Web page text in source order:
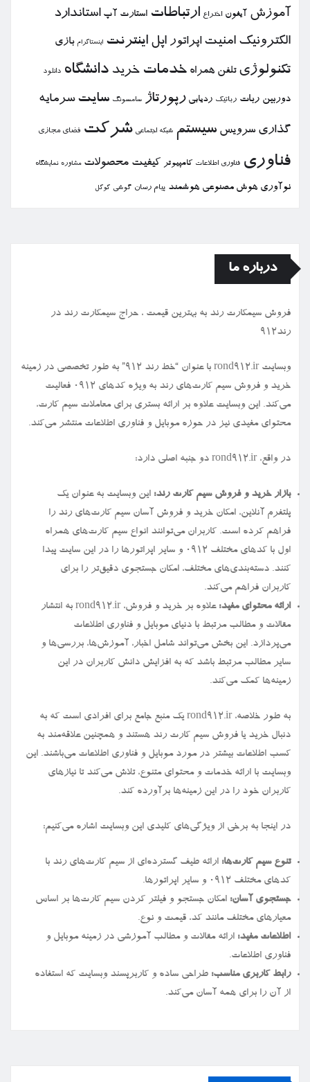
آموزش آیفون اختراع ارتباطات استارت آپ استاندارد
الكترونیك امنیت اپراتور اپل اینترنت اینستاگرام بازی
تكنولوژی تلفن همراه خدمات خرید دانشگاه دانلود
دوربین ربات رباتیك ردیابی رپورتاژ سامسونگ سایت سرمایه
گذاری سرویس سیستم شبكه اجتماعی شركت فضای مجازی
فناوری فناوری اطلاعات كامپیوتر كیفیت محصولات مشاوره نمایشگاه
نوآوری هوش مصنوعی هوشمند پیام رسان گوشی گوگل
درباره ما
فروش سیمكارت رند به بهترین قیمت ، حراج سیمكارت رند در
رند912
وبسایت rond912.ir با عنوان “خط رند ۹۱۲” به طور تخصصی در زمینه
خرید و فروش سیم کارت‌های رند به ویژه کدهای ۰۹۱۲ فعالیت
می‌کند. این وبسایت علاوه بر ارائه بستری برای معاملات سیم کارت،
محتوای مفیدی نیز در حوزه موبایل و فناوری اطلاعات منتشر می‌کند.
در واقع، rond912.ir دو جنبه اصلی دارد:
بازار خرید و فروش سیم کارت رند: این وبسایت به عنوان یک
پلتفرم آنلاین، امکان خرید و فروش آسان سیم کارت‌های رند را
فراهم کرده است. کاربران می‌توانند انواع سیم کارت‌های همراه
اول با کدهای مختلف ۰۹۱۲ و سایر اپراتورها را در این سایت پیدا
کنند. دسته‌بندی‌های مختلف، امکان جستجوی دقیق‌تر را برای
کاربران فراهم می‌کند.
ارائه محتوای مفید:
علاوه بر خرید و فروش، rond912.ir به انتشار
مقالات و مطالب مرتبط با دنیای موبایل و فناوری اطلاعات
می‌پردازد. این بخش می‌تواند شامل اخبار، آموزش‌ها، بررسی‌ها و
سایر مطالب مرتبط باشد که به افزایش دانش کاربران در این
زمینه‌ها کمک می‌کند.
به طور خلاصه، rond912.ir یک منبع جامع برای افرادی است که به
دنبال خرید یا فروش سیم کارت رند هستند و همچنین علاقه‌مند به
کسب اطلاعات بیشتر در مورد موبایل و فناوری اطلاعات می‌باشند. این
وبسایت با ارائه خدمات و محتوای متنوع، تلاش می‌کند تا نیازهای
کاربران خود را در این زمینه‌ها برآورده کند.
در اینجا به برخی از ویژگی‌های کلیدی این وبسایت اشاره می‌کنیم:
تنوع سیم کارت‌ها: ارائه طیف گسترده‌ای از سیم کارت‌های رند با
کدهای مختلف ۰۹۱۲ و سایر اپراتورها.
جستجوی آسان: امکان جستجو و فیلتر کردن سیم کارت‌ها بر اساس
معیارهای مختلف مانند کد، قیمت و نوع.
اطلاعات مفید: ارائه مقالات و مطالب آموزشی در زمینه موبایل و
فناوری اطلاعات.
رابط کاربری مناسب: طراحی ساده و کاربرپسند وبسایت که استفاده
از آن را برای همه آسان می‌کند.